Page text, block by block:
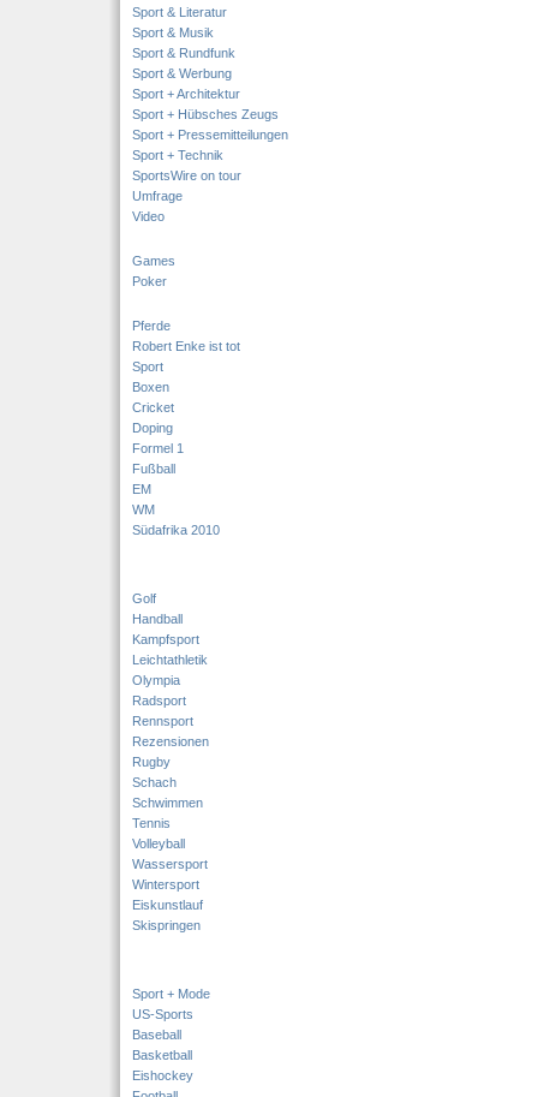
Sport & Literatur
Sport & Musik
Sport & Rundfunk
Sport & Werbung
Sport + Architektur
Sport + Hübsches Zeugs
Sport + Pressemitteilungen
Sport + Technik
SportsWire on tour
Umfrage
Video
Games
Poker
Pferde
Robert Enke ist tot
Sport
Boxen
Cricket
Doping
Formel 1
Fußball
EM
WM
Südafrika 2010
Golf
Handball
Kampfsport
Leichtathletik
Olympia
Radsport
Rennsport
Rezensionen
Rugby
Schach
Schwimmen
Tennis
Volleyball
Wassersport
Wintersport
Eiskunstlauf
Skispringen
Sport + Mode
US-Sports
Baseball
Basketball
Eishockey